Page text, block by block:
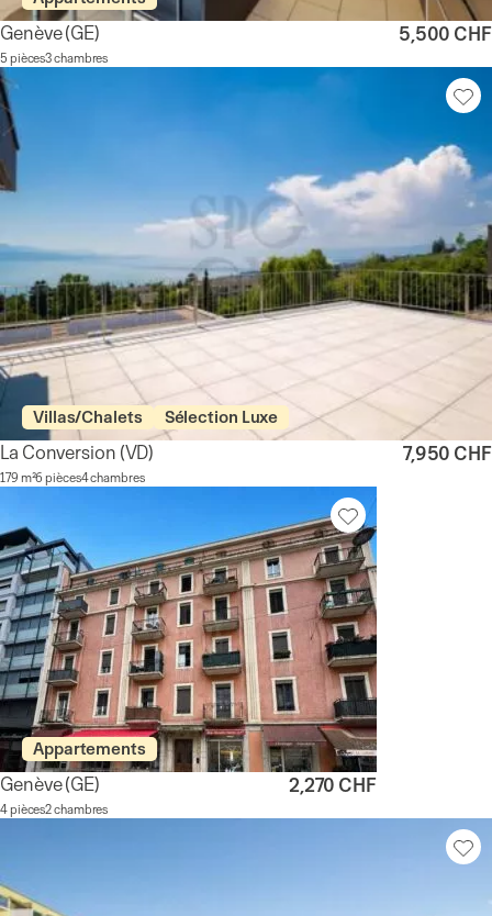
Genève(GE)
5 pièces3 chambres
5,500 CHF
Villas/Chalets Sélection Luxe
La Conversion (VD)
179 m²6 pièces4 chambres
7,950 CHF
Appartements
Genève(GE)
4 pièces2 chambres
2,270 CHF